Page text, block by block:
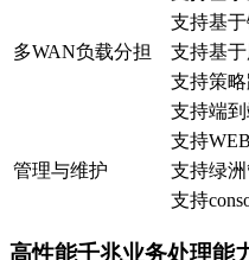
多WAN负载分担
支持基
支持基
支持策
支持端
管理与维护
支持
支持绿
支持
高性能千兆业务处理能